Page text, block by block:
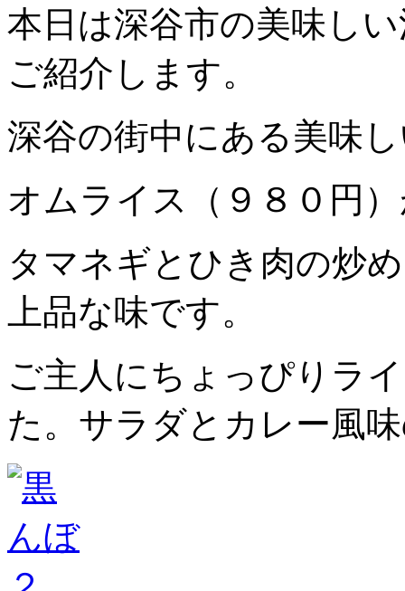
本日は深谷市の美味し
ご紹介します。
深谷の街中にある美味
オムライス（９８０円
タマネギとひき肉の炒
上品な味です。
ご主人にちょっぴりラ
た。サラダとカレー風